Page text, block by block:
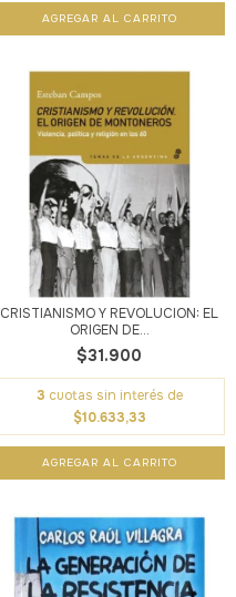
CRISTIANISMO Y REVOLUCION: EL
ORIGEN DE...
$31.900
3 cuotas sin interés de
$10.633,33